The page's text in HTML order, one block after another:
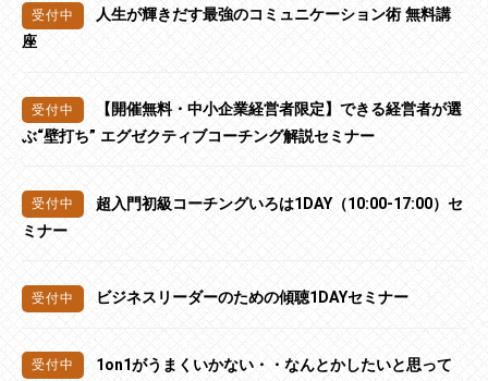
人生が輝きだす最強のコミュニケーション術 無料講
座
【開催無料・中小企業経営者限定】できる経営者が選
ぶ“壁打ち” エグゼクティブコーチング解説セミナー
超入門初級コーチングいろは1DAY（10:00-17:00）セ
ミナー
ビジネスリーダーのための傾聴1DAYセミナー
1on1がうまくいかない・・なんとかしたいと思って